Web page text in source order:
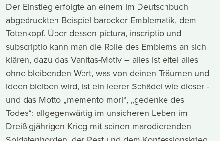
Der Einstieg erfolgte an einem im Deutschbuch
abgedruckten Beispiel barocker Emblematik, dem
Totenkopf. Über dessen pictura, inscriptio und
subscriptio kann man die Rolle des Emblems an sich
klären, dazu das Vanitas-Motiv – alles ist eitel alles
ohne bleibenden Wert, was von deinen Träumen und
Ideen bleiben wird, ist ein leerer Schädel wie dieser -
und das Motto „memento mori“, „gedenke des
Todes“: allgegenwärtig im unsicheren Leben im
Dreißigjährigen Krieg mit seinen marodierenden